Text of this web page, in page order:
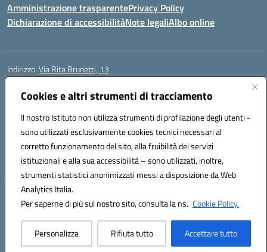
Cookies e altri strumenti di tracciamento
Il nostro Istituto non utilizza strumenti di profilazione degli utenti -
sono utilizzati esclusivamente cookies tecnici necessari al
corretto funzionamento del sito, alla fruibilità dei servizi
istituzionali e alla sua accessibilità – sono utilizzati, inoltre,
strumenti statistici anonimizzati messi a disposizione da Web
Analytics Italia.
Per saperne di più sul nostro sito, consulta la ns. Cookie Policy.
Personalizza Rifiuta tutto Accettare tutto
Amministrazione trasparentePrivacy Policy
Dichiarazione di accessibilitàNote legaliAlbo online
Indirizzo:Via Rita Brunetti, 13
Centralino:
Posta elettronica certificata (PEC):rmic8cw00p@pec.istruzione.it
Codice fiscale: 97664620586
Codice meccanografico:RMIC8CW00P
Codice Indice delle Pubbliche Amministrazioni (IPA): istsc_RMIC8CW00P
Codice unico di fatturazione (CUF): UFA4NE
Hosting & Powered by 3D Solution S.r.l.
Concept & Design by Designers Italia